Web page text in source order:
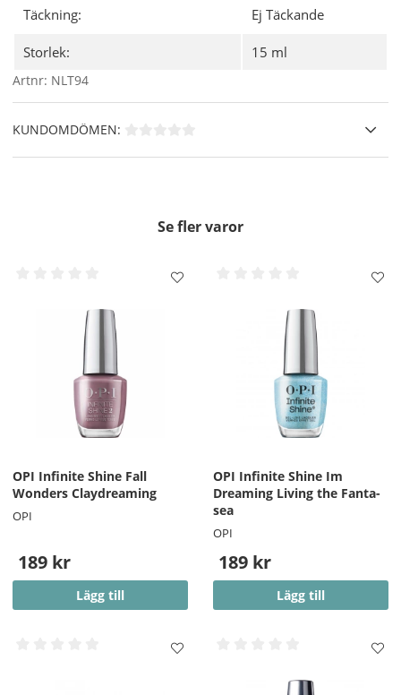
Täckning: Ej Täckande
Storlek: 15 ml
Artnr: NLT94
KUNDOMDÖMEN:
Se fler varor
OPI Infinite Shine Fall
Wonders Claydreaming
OPI
189 kr
Lägg till
OPI Infinite Shine Im
Dreaming Living the Fanta-
sea
OPI
189 kr
Lägg till